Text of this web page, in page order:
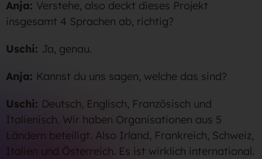
Anja: Verstehe, also deckt dieses Projekt
insgesamt 4 Sprachen ab, richtig?
Uschi: Ja, genau.
Anja: Kannst du uns sagen, welche das sind?
Uschi: Deutsch, Englisch, Französisch und
Italienisch. Wir haben Organisationen aus 5
Ländern beteiligt. Also Irland, Frankreich, Schweiz,
Italien und Österreich. Es ist wirklich international.